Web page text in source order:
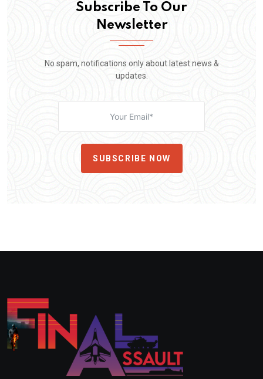
Subscribe To Our
Newsletter
No spam, notifications only about latest news &
updates.
SUBSCRIBE NOW